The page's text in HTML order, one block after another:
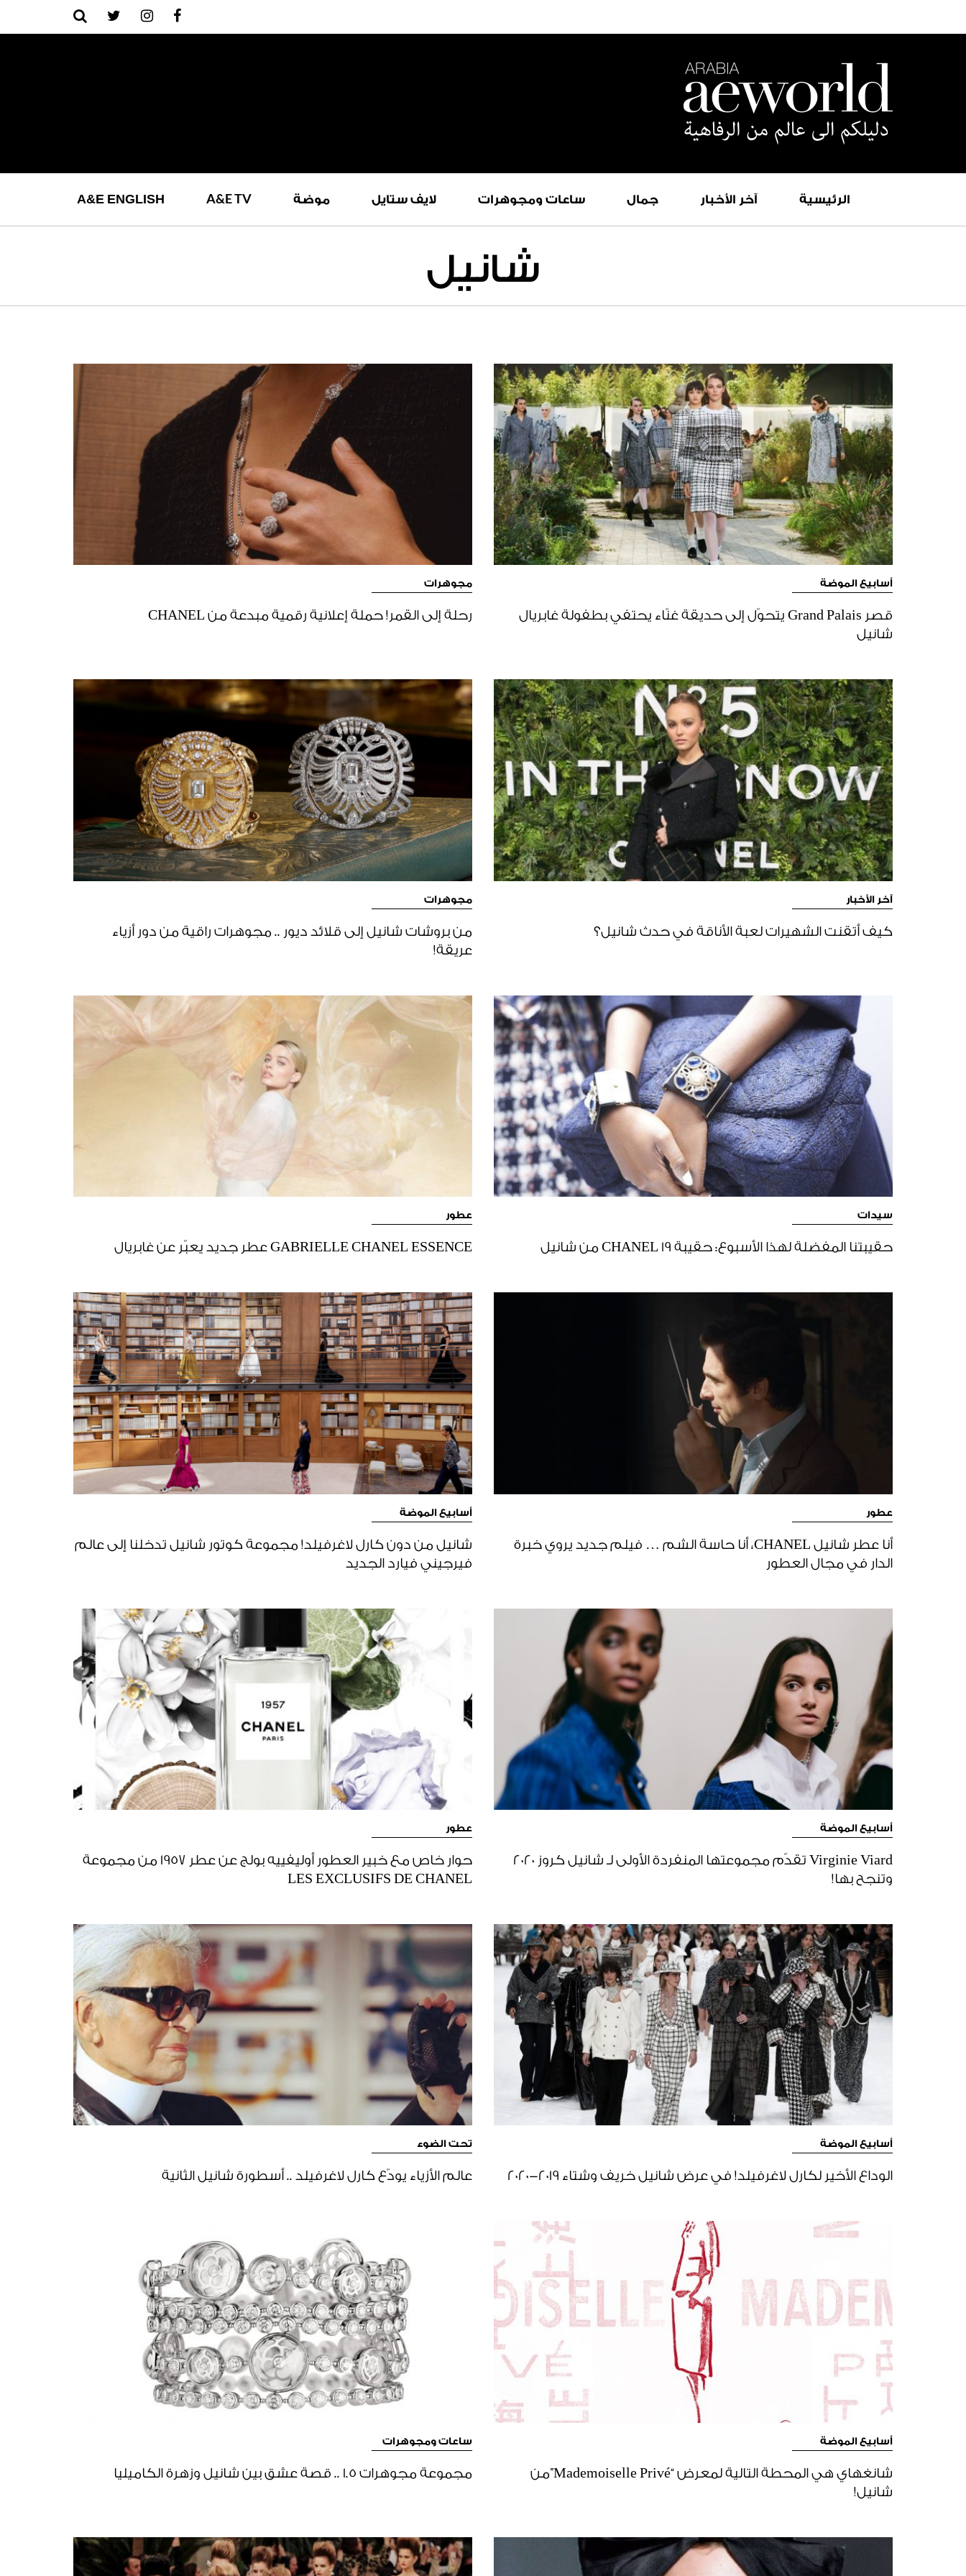
الرئيسية آخر الأخبار جمال ساعات ومجوهرات لايف ستايل موضة A&ETV
A&EENGLISH
شانيل
أسابيع الموضة
قصر Grand Palais يتحوّل إلى حديقة غنّاء يحتفي بطفولة غابريال
شانيل
مجوهرات
رحلة إلى القمر! حملة إعلانية رقمية مبدعة من CHANEL
آخر الأخبار
كيف أتقنت الشهيرات لعبة الأناقة في حدث شانيل؟
مجوهرات
من بروشات شانيل إلى قلائد ديور .. مجوهرات راقية من دور أزياء
عريقة!
سيدات
حقيبتنا المفضلة لهذا الأسبوع: حقيبة CHANEL 19 من شانيل
عطور
GABRIELLE CHANEL ESSENCE عطر جديد يعبّر عن غابريال
عطور
أنا عطر شانيل CHANEL، أنا حاسة الشم … فيلم جديد يروي خبرة
الدار في مجال العطور
أسابيع الموضة
شانيل من دون كارل لاغرفيلد! مجموعة كوتور شانيل تدخلنا إلى عالم
فيرجيني فيارد الجديد
أسابيع الموضة
Virginie Viard تقدّم مجموعتها المنفردة الأولى لـ شانيل كروز 2020
وتنجح بها!
عطور
حوار خاص مع خبير العطور أوليفييه بولج عن عطر 1957 من مجموعة
LES EXCLUSIFS DE CHANEL
أسابيع الموضة
الوداع الأخير لكارل لاغرفيلد! في عرض شانيل خريف وشتاء 2019-2020
تحت الضوء
عالم الأزياء يودّع كارل لاغرفيلد .. أسطورة شانيل الثانية
أسابيع الموضة
شانغهاي هي المحطة التالية لمعرض “Mademoiselle Privé”من
شانيل!
ساعات ومجوهرات
مجموعة مجوهرات 1.5 .. قصة عشق بين شانيل وزهرة الكاميليا